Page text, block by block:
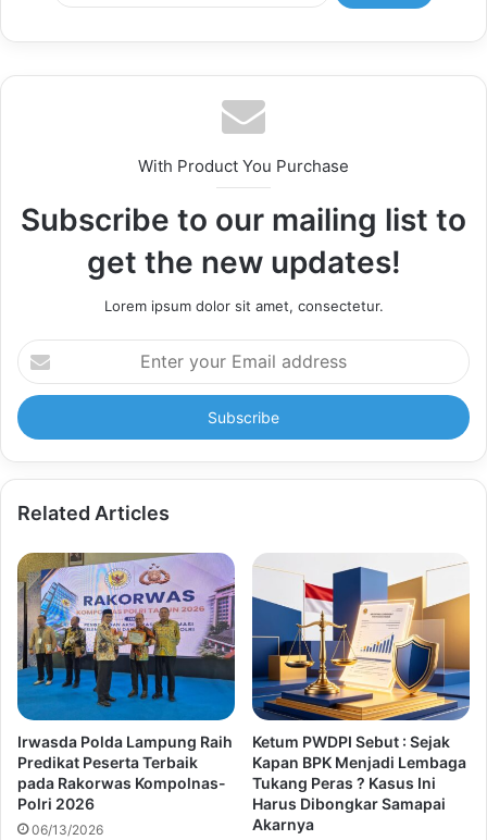
With Product You Purchase
Subscribe to our mailing list to
get the new updates!
Lorem ipsum dolor sit amet, consectetur.
Enter
your
Email
address
Related Articles
Irwasda Polda Lampung Raih
Predikat Peserta Terbaik
pada Rakorwas Kompolnas-
Polri 2026
06/13/2026
Ketum PWDPI Sebut : Sejak
Kapan BPK Menjadi Lembaga
Tukang Peras ? Kasus Ini
Harus Dibongkar Samapai
Akarnya